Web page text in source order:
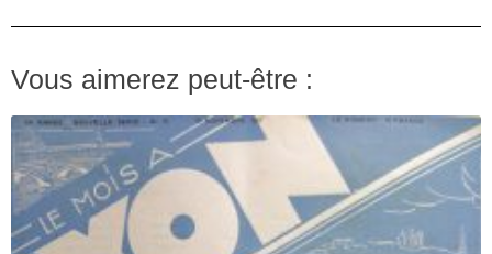
Vous aimerez peut-être :